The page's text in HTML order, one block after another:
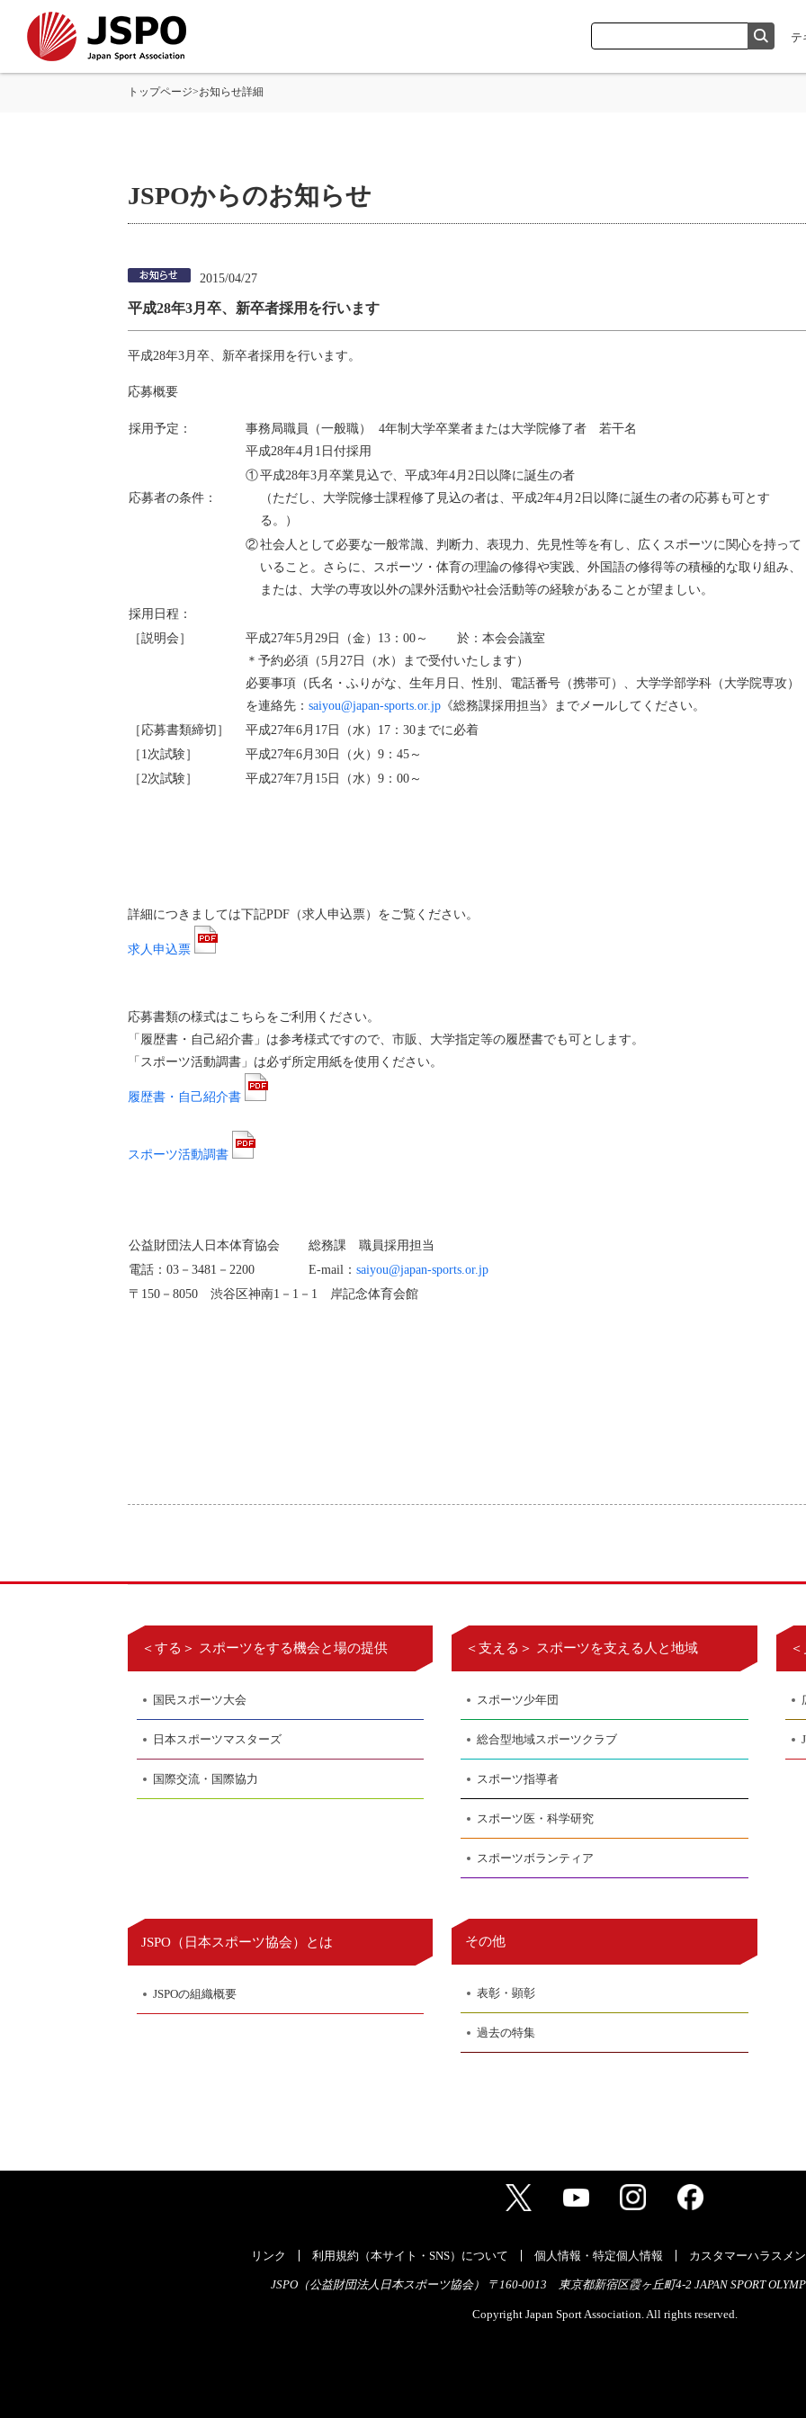
トップページ>お知らせ詳細
JSPOからのお知らせ
2015/04/27
平成28年3月卒、新卒者採用を行います
平成28年3月卒、新卒者採用を行います。
応募概要
採用予定：
事務局職員（一般職） 4年制大学卒業者または大学院修了者 若干名
平成28年4月1日付採用
応募者の条件：
①平成28年3月卒業見込で、平成3年4月2日以降に誕生の者
（ただし、大学院修士課程修了見込の者は、平成2年4月2日以降に誕生の者の応募も可とす
る。）
②社会人として必要な一般常識、判断力、表現力、先見性等を有し、広くスポーツに関心を持って
いること。さらに、スポーツ・体育の理論の修得や実践、外国語の修得等の積極的な取り組み、
または、大学の専攻以外の課外活動や社会活動等の経験があることが望ましい。
採用日程：
［説明会］
平成27年5月29日（金）13：00～ 於：本会会議室
＊予約必須（5月27日（水）まで受付いたします）
必要事項（氏名・ふりがな、生年月日、性別、電話番号（携帯可）、大学学部学科（大学院専攻）
を連絡先： saiyou@japan-sports.or.jp 《総務課採用担当》までメールしてください。
［応募書類締切］
平成27年6月17日（水）17：30までに必着
［1次試験］
平成27年6月30日（火）9：45～
［2次試験］
平成27年7月15日（水）9：00～
詳細につきましては下記PDF（求人申込票）をご覧ください。
求人申込票
応募書類の様式はこちらをご利用ください。
「履歴書・自己紹介書」は参考様式ですので、市販、大学指定等の履歴書でも可とします。
「スポーツ活動調書」は必ず所定用紙を使用ください。
履歴書・自己紹介書
スポーツ活動調書
公益財団法人日本体育協会
総務課 職員採用担当
電話：03－3481－2200
E-mail： saiyou@japan-sports.or.jp
〒150－8050 渋谷区神南1－1－1 岸記念体育会館
＜する＞ スポーツをする機会と場の提供
国民スポーツ大会
日本スポーツマスターズ
国際交流・国際協力
＜支える＞ スポーツを支える人と地域
スポーツ少年団
総合型地域スポーツクラブ
スポーツ指導者
スポーツ医・科学研究
スポーツボランティア
JSPO（ 日本スポーツ協会）とは
JSPOの組織概要
その他
表彰・顕彰
過去の特集
リンク 利用規約（本サイト・SNS）について 個人情報・特定個人情報 カスタマーハラスメ
JSPO（公益財団法人日本スポーツ協会） 〒160-0013 東京都新宿区霞ヶ丘町4-2 JAPAN SPORT
Copyright Japan Sport Association. All rights reserved.